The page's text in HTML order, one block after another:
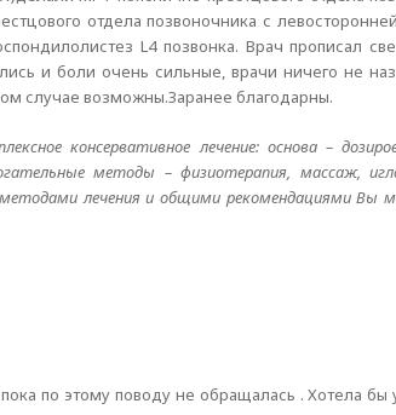
отдела позвоночника с
L4 позвонка. Врач прописал
и боли очень сильные, врачи ничего не
случае возможны.Заранее благодарны.
консервативное лечение: основа –
методы – физиотерапия, массаж,
лечения и общими рекомендациями Вы
по этому поводу не обращалась . Хотела бы